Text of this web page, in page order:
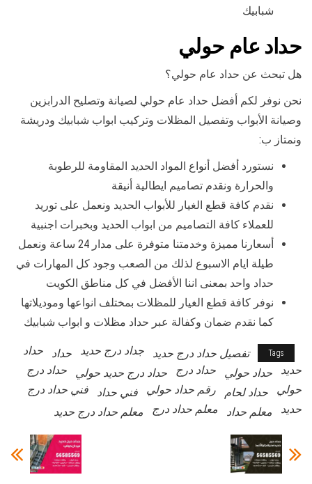
شبابيك
حداد عام حولي
هل تبحث عن حداد عام حولي؟
نحن نوفر لكم أفضل حداد عام حولي لصيانة وتصليح الدرابزين
وصيانة الأبواب وتفصيل المظلات وتركيب ابواب شبابيك ودريشة
ونمتاز ب:
نستورد أفضل أنواع المواد الحديد المقاومة للرطوبة
والحرارة ونقدم تصاميم ايطالية أنيقة
نقدم كافة قطع الغيار للأبواب الحديد ونعمل على توريد
للعملاء كافة التصاميم من ابواب الحديد وبخبرات اجنبية
أسعارنا مميزة وخدمتنا متوفرة على مدار 24 ساعة ونعمل
طيلة ايام الاسبوع لذلك من الصعب وجود كل المهارات في
حداد واحد بمعنى اننا الأفضل في كل مناطق الكويت
نوفر كافة قطع الغيار للمظلات بمختلف انواعها وموديلاتها
كما نقدم ضمان وكفالة عبر حداد مظلات و ابواب شبابيك
Tags تفصيل حداد درج حديد جداد درج حديد حداد
حداد
حديد
حداد حولي حداد درج حداد درج حديد حولي
حداد درج
حولي
حداد لحام رقم حداد حولي فني حداد
فني حداد درج
حديد
معلم حداد معلم حداد درج معلم حداد درج حديد